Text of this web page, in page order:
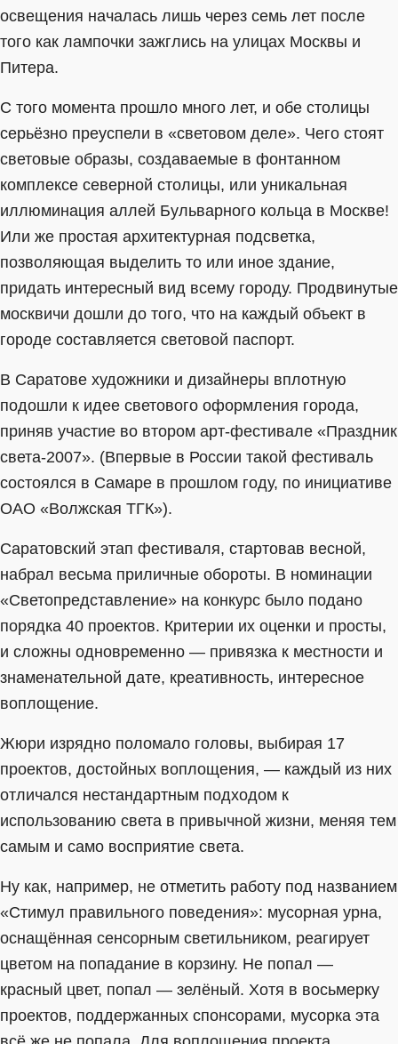
освещения началась лишь через семь лет после
того как лампочки зажглись на улицах Москвы и
Питера.
С того момента прошло много лет, и обе столицы
серьёзно преуспели в «световом деле». Чего стоят
световые образы, создаваемые в фонтанном
комплексе северной столицы, или уникальная
иллюминация аллей Бульварного кольца в Москве!
Или же простая архитектурная подсветка,
позволяющая выделить то или иное здание,
придать интересный вид всему городу. Продвинутые
москвичи дошли до того, что на каждый объект в
городе составляется световой паспорт.
В Саратове художники и дизайнеры вплотную
подошли к идее светового оформления города,
приняв участие во втором арт-фестивале «Праздник
света-2007». (Впервые в России такой фестиваль
состоялся в Самаре в прошлом году, по инициативе
ОАО «Волжская ТГК»).
Саратовский этап фестиваля, стартовав весной,
набрал весьма приличные обороты. В номинации
«Светопредставление» на конкурс было подано
порядка 40 проектов. Критерии их оценки и просты,
и сложны одновременно — привязка к местности и
знаменательной дате, креативность, интересное
воплощение.
Жюри изрядно поломало головы, выбирая 17
проектов, достойных воплощения, — каждый из них
отличался нестандартным подходом к
использованию света в привычной жизни, меняя тем
самым и само восприятие света.
Ну как, например, не отметить работу под названием
«Стимул правильного поведения»: мусорная урна,
оснащённая сенсорным светильником, реагирует
цветом на попадание в корзину. Не попал —
красный цвет, попал — зелёный. Хотя в восьмерку
проектов, поддержанных спонсорами, мусорка эта